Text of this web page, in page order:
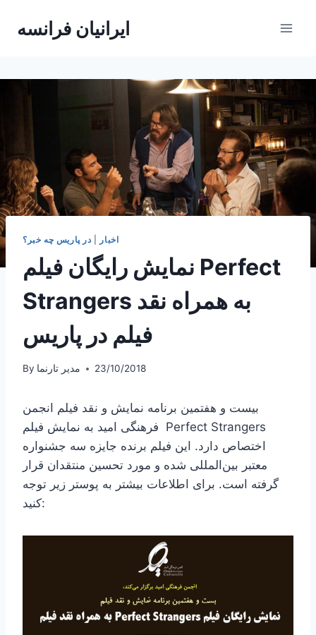
ایرانیان فرانسه
اخبار در پاریس چه خبر؟
نمایش رایگان فیلم Perfect
Strangers به همراه نقد
فیلم در پاریس
By مدیر تارنما 23/10/2018
بیست و هفتمین برنامه نمایش و نقد فیلم انجمن
فرهنگی امید به نمایش فیلم Perfect Strangers
اختصاص دارد. این فیلم برنده جایزه سه جشنواره
معتبر بین‌المللی شده و مورد تحسین منتقدان قرار
گرفته است. برای اطلاعات بیشتر به پوستر زیر توجه
کنید: